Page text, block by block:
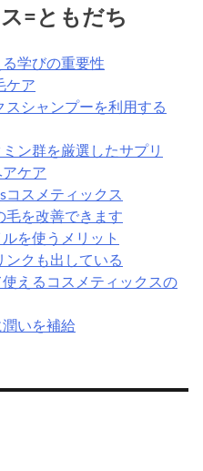
=ともだち
学びの重要性
ケア
シャンプーを利用する
ン群を厳選したサプリ
ケア
コスメティックス
毛を改善できます
を使うメリット
ンクも出している
えるコスメティックスの
いを補給